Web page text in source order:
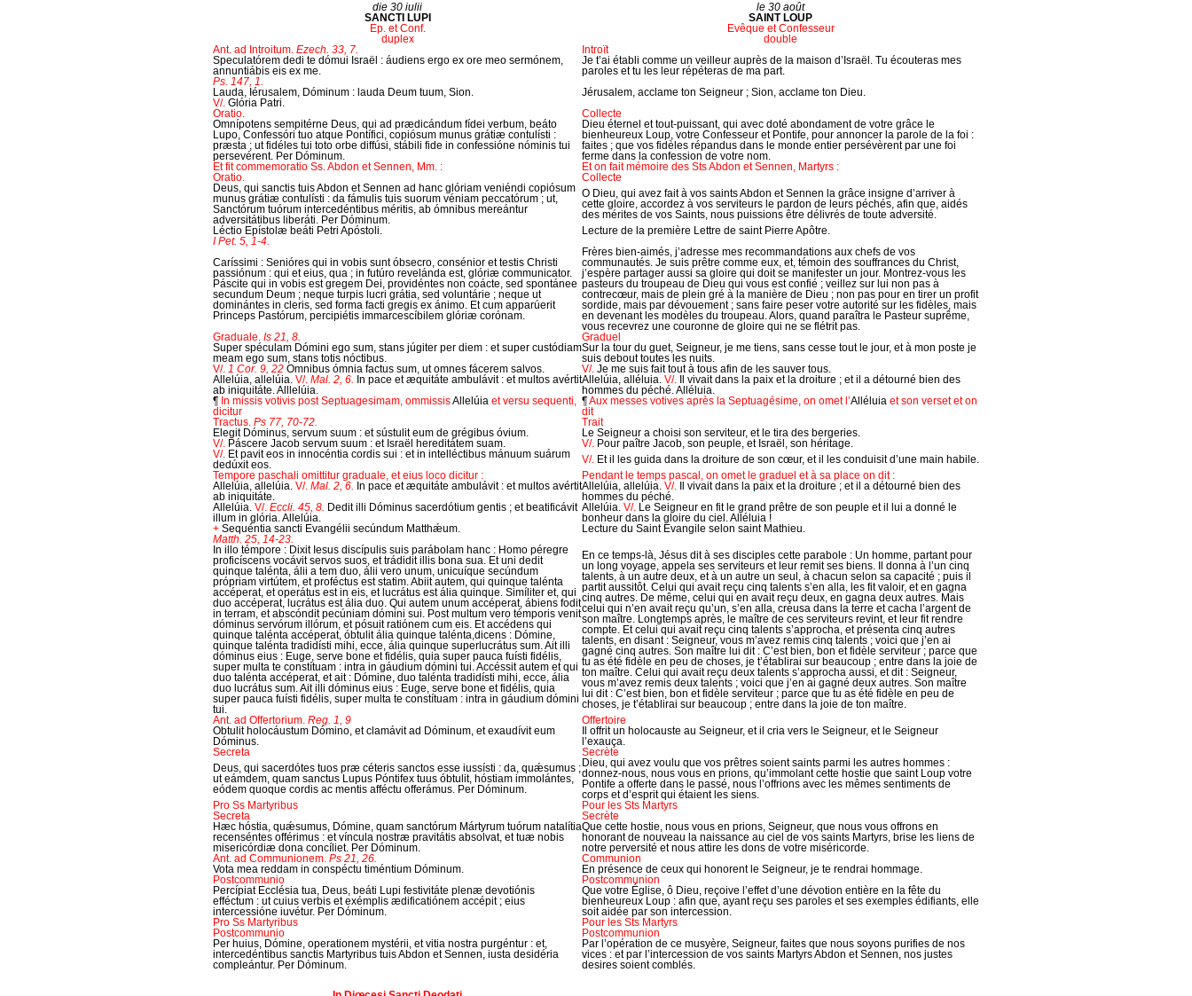
die 30 iulii
le 30 août
SANCTI LUPI
SAINT LOUP
Ep. et Conf.
Evêque et Confesseur
duplex
double
Ant. ad Introitum. Ezech. 33, 7.
Introït
Speculatórem dedi te dómui Israël : áudiens ergo ex ore meo sermónem,
annuntiábis eis ex me.
Je t’ai établi comme un veilleur auprès de la maison d’Israël. Tu écouteras mes
paroles et tu les leur répéteras de ma part.
Ps. 147, 1.
Lauda, Iérusalem, Dóminum : lauda Deum tuum, Sion.
Jérusalem, acclame ton Seigneur ; Sion, acclame ton Dieu.
V/. Glória Patri.
Oratio.
Collecte
Omnípotens sempitérne Deus, qui ad prædicándum fídei verbum, beáto
Lupo, Confessóri tuo atque Pontífici, copiósum munus grátiæ contulísti :
præsta ; ut fidéles tui toto orbe diffúsi, stábili fide in confessióne nóminis tui
persevérent. Per Dóminum.
Dieu éternel et tout-puissant, qui avec doté abondament de votre grâce le
bienheureux Loup, votre Confesseur et Pontife, pour annoncer la parole de la foi :
faites ; que vos fidèles répandus dans le monde entier persévèrent par une foi
ferme dans la confession de votre nom.
Et fit commemoratio Ss. Abdon et Sennen, Mm. :
Et on fait mémoire des Sts Abdon et Sennen, Martyrs :
Oratio.
Collecte
Deus, qui sanctis tuis Abdon et Sennen ad hanc glóriam veniéndi copiósum
munus grátiæ contulísti : da fámulis tuis suorum véniam peccatórum ; ut,
Sanctórum tuórum intercedéntibus méritis, ab ómnibus mereántur
adversitátibus liberáti. Per Dóminum.
O Dieu, qui avez fait à vos saints Abdon et Sennen la grâce insigne d’arriver à
cette gloire, accordez à vos serviteurs le pardon de leurs péchés, afin que, aidés
des mérites de vos Saints, nous puissions être délivrés de toute adversité.
Léctio Epístolæ beáti Petri Apóstoli.
Lecture de la première Lettre de saint Pierre Apôtre.
I Pet. 5, 1-4.
Caríssimi : Senióres qui in vobis sunt óbsecro, consénior et testis Christi
passiónum : qui et eius, qua ; in futúro revelánda est, glóriæ communicator.
Páscite qui in vobis est gregem Dei, providéntes non coácte, sed spontánee
secundum Deum ; neque turpis lucri grátia, sed voluntárie ; neque ut
dominántes in cleris, sed forma facti gregis ex ánimo. Et cum apparúerit
Princeps Pastórum, percipiétis immarcescíbilem glóriæ corónam.
Frères bien-aimés, j’adresse mes recommandations aux chefs de vos
communautés. Je suis prêtre comme eux, et, témoin des souffrances du Christ,
j’espère partager aussi sa gloire qui doit se manifester un jour. Montrez-vous les
pasteurs du troupeau de Dieu qui vous est confié ; veillez sur lui non pas à
contrecœur, mais de plein gré à la manière de Dieu ; non pas pour en tirer un profit
sordide, mais par dévouement ; sans faire peser votre autorité sur les fidèles, mais
en devenant les modèles du troupeau. Alors, quand paraîtra le Pasteur suprême,
vous recevrez une couronne de gloire qui ne se flétrit pas.
Graduale. Is 21, 8.
Graduel
Super spéculam Dómini ego sum, stans júgiter per diem : et super custódiam
meam ego sum, stans totis nóctibus.
Sur la tour du guet, Seigneur, je me tiens, sans cesse tout le jour, et à mon poste je
suis debout toutes les nuits.
V/. 1 Cor. 9, 22 Omnibus ómnia factus sum, ut omnes fácerem salvos. V/. Je me suis fait tout à tous afin de les sauver tous.
Allelúia, allelúia. V/. Mal. 2, 6. In pace et æquitáte ambulávit : et multos avértit
ab iniquitáte. Alllelúia.
Allelúia, alléluia. V/.
Il vivait dans la paix et la droiture ; et il a détourné bien des
hommes du péché. Alléluia.
¶ In missis votivis post Septuagesimam, ommissisAllelúia et versu sequenti,
dicitur
¶Aux messes votives après la Septuagésime, on omet l’Alléluia et son verset et on
dit
Tractus. Ps 77, 70-72.
Trait
Elegit Dóminus, servum suum : et sústulit eum de grégibus óvium.
Le Seigneur a choisi son serviteur, et le tira des bergeries.
V/. Páscere Jacob servum suum : et Israël hereditátem suam. V/. Pour paître Jacob, son peuple, et Israël, son héritage.
V/. Et pavit eos in innocéntia cordis sui : et in intelléctibus mánuum suárum
dedúxit eos.
V/. Et il les guida dans la droiture de son cœur, et il les conduisit d’une main habile.
Tempore paschali omittitur graduale, et eius loco dicitur :
Pendant le temps pascal, on omet le graduel et à sa place on dit :
Allelúia, allelúia. V/. Mal. 2, 6. In pace et æquitáte ambulávit : et multos avértit
ab iniquitáte.
Allelúia, allelúia. V/.
Il vivait dans la paix et la droiture ; et il a détourné bien des
hommes du péché.
Allelúia. V/. Eccli. 45, 8. Dedit illi Dóminus sacerdótium gentis ; et beatificávit
illum in glória. Allelúia.
Allelúia. V/. Le Seigneur en fit le grand prêtre de son peuple et il lui a donné le
bonheur dans la gloire du ciel. Alléluia !
+ Sequéntia sancti Evangélii secúndum Matthǽum.
Lecture du Saint Evangile selon saint Mathieu.
Matth. 25, 14-23.
In illo témpore : Dixit Iesus discípulis suis parábolam hanc : Homo péregre
proficíscens vocávit servos suos, et trádidit illis bona sua. Et uni dedit
quinque talénta, álii a tem duo, álii vero unum, unicuíque secúndum
própriam virtútem, et proféctus est statim. Abiit autem, qui quinque talénta
accéperat, et operátus est in eis, et lucrátus est ália quinque. Simíliter et, qui
duo accéperat, lucrátus est ália duo. Qui autem unum accéperat, ábiens fodit
in terram, et abscóndit pecúniam dómini sui. Post multum vero témporis venit
dóminus servórum illórum, et pósuit ratiónem cum eis. Et accédens qui
quinque talénta accéperat, óbtulit ália quinque talénta,dicens : Dómine,
quinque talénta tradidísti mihi, ecce, ália quinque superlucrátus sum. Ait illi
dóminus eius : Euge, serve bone et fidélis, quia super pauca fuísti fidélis,
super multa te constítuam : intra in gáudium dómini tui. Accéssit autem et qui
duo talénta accéperat, et ait : Dómine, duo talénta tradidísti mihi, ecce, ália
duo lucrátus sum. Ait illi dóminus eius : Euge, serve bone et fidélis, quia
super pauca fuísti fidélis, super multa te constítuam : intra in gáudium dómini
tui.
En ce temps-là, Jésus dit à ses disciples cette parabole : Un homme, partant pour
un long voyage, appela ses serviteurs et leur remit ses biens. Il donna à l’un cinq
talents, à un autre deux, et à un autre un seul, à chacun selon sa capacité ; puis il
partit aussitôt. Celui qui avait reçu cinq talents s’en alla, les fit valoir, et en gagna
cinq autres. De même, celui qui en avait reçu deux, en gagna deux autres. Mais
celui qui n’en avait reçu qu’un, s’en alla, creusa dans la terre et cacha l’argent de
son maître. Longtemps après, le maître de ces serviteurs revint, et leur fit rendre
compte. Et celui qui avait reçu cinq talents s’approcha, et présenta cinq autres
talents, en disant : Seigneur, vous m’avez remis cinq talents ; voici que j’en ai
gagné cinq autres. Son maître lui dit : C’est bien, bon et fidèle serviteur ; parce que
tu as été fidèle en peu de choses, je t’établirai sur beaucoup ; entre dans la joie de
ton maître. Celui qui avait reçu deux talents s’approcha aussi, et dit : Seigneur,
vous m’avez remis deux talents ; voici que j’en ai gagné deux autres. Son maître
lui dit : C’est bien, bon et fidèle serviteur ; parce que tu as été fidèle en peu de
choses, je t’établirai sur beaucoup ; entre dans la joie de ton maître.
Ant. ad Offertorium. Reg. 1, 9
Offertoire
Obtulit holocáustum Dómino, et clamávit ad Dóminum, et exaudívit eum
Dóminus.
Il offrit un holocauste au Seigneur, et il cria vers le Seigneur, et le Seigneur
l’exauça.
Secreta
Secrète
Deus, qui sacerdótes tuos præ céteris sanctos esse iussísti : da, quǽsumus ;
ut eámdem, quam sanctus Lupus Póntifex tuus óbtulit, hóstiam immolántes,
eódem quoque cordis ac mentis afféctu offerámus. Per Dóminum.
Dieu, qui avez voulu que vos prêtres soient saints parmi les autres hommes :
donnez-nous, nous vous en prions, qu’immolant cette hostie que saint Loup votre
Pontife a offerte dans le passé, nous l’offrions avec les mêmes sentiments de
corps et d’esprit qui étaient les siens.
Pro Ss Martyribus
Pour les Sts Martyrs
Secreta
Secrète
Hæc hóstia, quǽsumus, Dómine, quam sanctórum Mártyrum tuórum natalítia
recenséntes offérimus : et víncula nostræ pravitátis absolvat, et tuæ nobis
misericórdiæ dona concíliet. Per Dóminum.
Que cette hostie, nous vous en prions, Seigneur, que nous vous offrons en
honorant de nouveau la naissance au ciel de vos saints Martyrs, brise les liens de
notre perversité et nous attire les dons de votre miséricorde.
Ant. ad Communionem. Ps 21, 26.
Communion
Vota mea reddam in conspéctu timéntium Dóminum.
En présence de ceux qui honorent le Seigneur, je te rendrai hommage.
Postcommunio
Postcommunion
Percípiat Ecclésia tua, Deus, beáti Lupi festivitáte plenæ devotiónis
efféctum : ut cuius verbis et exémplis ædificatiónem accépit ; eius
intercessióne iuvétur. Per Dóminum.
Que votre Église, ô Dieu, reçoive l’effet d’une dévotion entière en la fête du
bienheureux Loup : afin que, ayant reçu ses paroles et ses exemples édifiants, elle
soit aidée par son intercession.
Pro Ss Martyribus
Pour les Sts Martyrs
Postcommunio
Postcommunion
Per huius, Dómine, operationem mystérii, et vitia nostra purgéntur : et,
intercedéntibus sanctis Martyribus tuis Abdon et Sennen, iusta desidéria
compleántur. Per Dóminum.
Par l’opération de ce musyère, Seigneur, faites que nous soyons purifies de nos
vices : et par l’intercession de vos saints Martyrs Abdon et Sennen, nos justes
desires soient comblés.